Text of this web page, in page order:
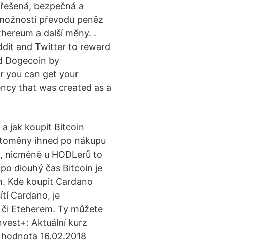
bezpečná a
převodu peněz
a další měny. .
and Twitter to reward
Dogecoin by
you can get your
that was created as a
jak koupit Bitcoin
ihned po nákupu
u HODLerů to
dlouhý čas Bitcoin je
Kde koupit Cardano
Cardano, je
Eteherem. Ty můžete
Aktuální kurz
16.02.2018